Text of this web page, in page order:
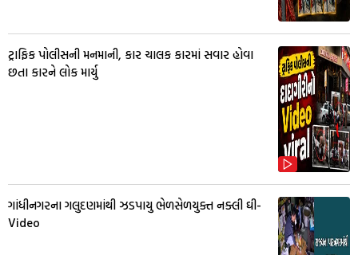
ટ્રાફિક પોલીસની મનમાની, કાર ચાલક કારમાં સવાર હોવા
છતા કારને લોક માર્યુ
ગાંધીનગરના ગલુદણમાંથી ઝડપાયુ ભેળસેળયુક્ત નક્લી ઘી-
Video